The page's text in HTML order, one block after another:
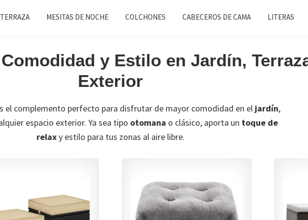
MESITAS DE NOCHE COLCHONES CABECEROS DE CAMA LITERAS
y Estilo en Jardín,
Exterior
el complemento perfecto para disfrutar de mayor comodidad en el jardín,
espacio exterior. Ya sea tipo otomana o clásico, aporta un toque de
relaxy estilo para tus zonas al aire libre.